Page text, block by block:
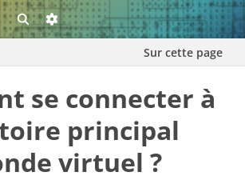
Sur cette page
se connecter à
principal
virtuel ?